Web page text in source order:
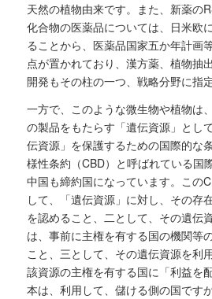
天然の植物由来です。また、新薬の
化合物の医薬品については、日米欧
ることから、医薬品国家五か年計画
点が置かれており、漢方薬、植物抽
開発もその柱の一つ、戦略分野に指
一方で、このような微生物や植物は
の製品をもたらす「遺伝資源」とし
伝資源」を保護するための国際的な
様性条約（CBD）と呼ばれている国
中国も締約国になっています。この
して、「遺伝資源」に対し、その存
を認めること、二として、その遺伝
は、事前に主権を有する国の機関等
こと、三として、その遺伝資源を利
該資源の主権を有する国に「利益を
本は、利用して、儲ける側の国です